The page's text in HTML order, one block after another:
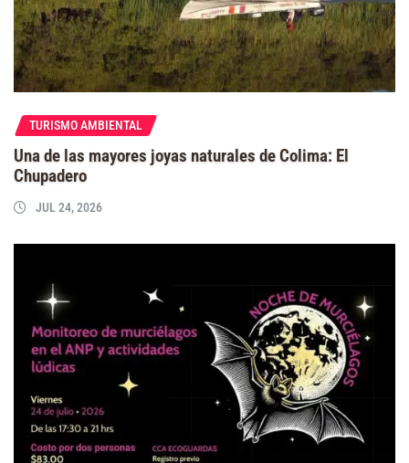
TURISMO AMBIENTAL
Una de las mayores joyas naturales de Colima: El
Chupadero
JUL 24, 2026